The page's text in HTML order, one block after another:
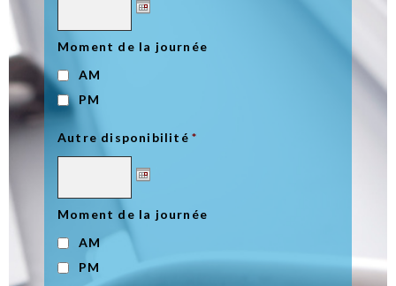
Moment de la journée
AM
PM
Autre disponibilité *
Moment de la journée
AM
PM